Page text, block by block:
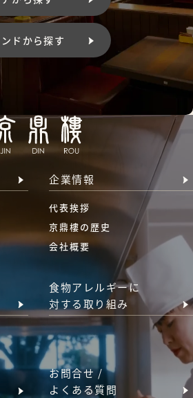
ドから探す
企業情報
代表挨拶
京鼎樓の歴史
会社概要
食物アレルギーに
対する取り組み
お問合せ /
よくある質問